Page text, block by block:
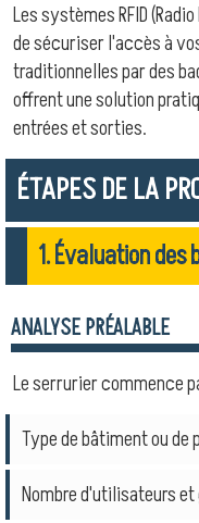
Les systèmes RFID
de sécuriser l'accès à
traditionnelles par des
offrent une solution
entrées et sorties.
ÉTAPES DE LA
1. Évaluation des
ANALYSE PRÉALABLE
Le serrurier commence
Type de bâtiment ou
Nombre d'utilisateurs